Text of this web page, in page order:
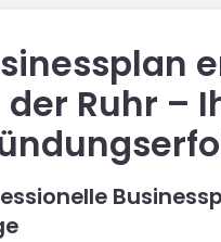
Ruhr –